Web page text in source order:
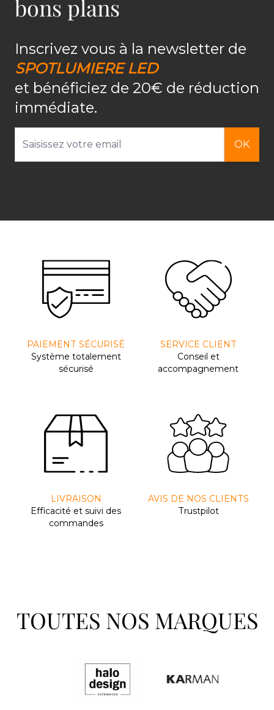
bons plans
Inscrivez vous à la newsletter de
SPOTLUMIERE LED
et bénéficiez de 20€ de réduction
immédiate.
OK
PAIEMENT SÉCURISÉ
Système totalement
sécurisé
SERVICE CLIENT
Conseil et
accompagnement
LIVRAISON
Efﬁcacité et suivi des
commandes
AVIS DE NOS CLIENTS
Trustpilot
TOUTES NOS MARQUES